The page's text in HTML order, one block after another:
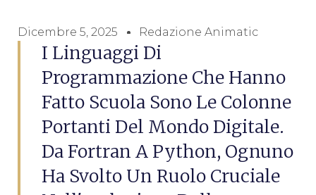
Dicembre 5, 2025 Redazione Animatic
I Linguaggi Di
Programmazione Che Hanno
Fatto Scuola Sono Le Colonne
Portanti Del Mondo Digitale.
Da Fortran A Python, Ognuno
Ha Svolto Un Ruolo Cruciale